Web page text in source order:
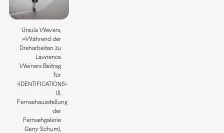
Ursula Wevers,
»Während der
Dreharbeiten zu
Lawrence
Weiners Beitrag
für
›IDENTIFICATIONS‹
(II.
Fernsehausstellung
der
Fernsehgalerie
Gerry Schum),